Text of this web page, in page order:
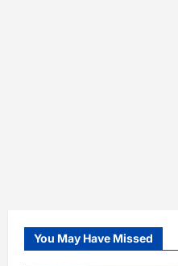
You May Have Missed